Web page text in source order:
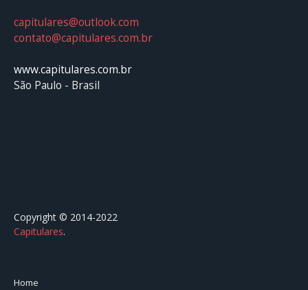
capitulares@outlook.com
contato@capitulares.com.br
www.capitulares.com.br
São Paulo - Brasil
Copyright © 2014-2022
Capitulares.⠀⠀⠀⠀⠀⠀⠀⠀⠀⠀⠀⠀⠀⠀⠀⠀⠀⠀⠀⠀⠀⠀⠀⠀⠀⠀⠀
Home